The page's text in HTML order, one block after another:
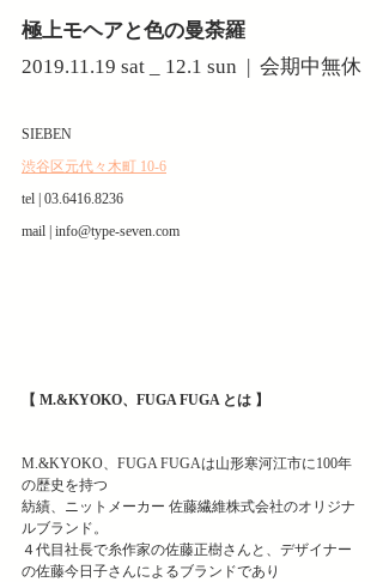
極上モヘアと色の曼荼羅
2019.11.19 sat _ 12.1 sun  |  会期中無休
SIEBEN
渋谷区元代々木町 10-6
tel | 03.6416.8236
mail | info@type-seven.com
【 M.&KYOKO、FUGA FUGA とは 】
M.&KYOKO、FUGA FUGAは山形寒河江市に100年
の歴史を持つ
紡績、ニットメーカー 佐藤繊維株式会社のオリジナ
ルブランド。
４代目社長で糸作家の佐藤正樹さんと、デザイナー
の佐藤今日子さんによるブランドであり